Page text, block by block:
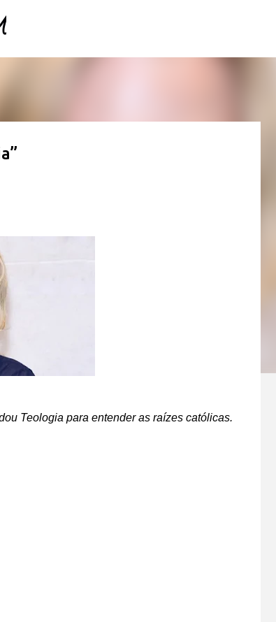
Teologia para entender as raízes católicas.